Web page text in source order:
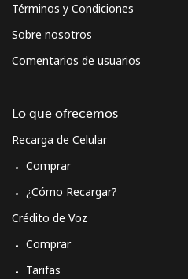
Términos y Condiciones
Sobre nosotros
Comentarios de usuarios
Lo que ofrecemos
Recarga de Celular
Comprar
¿Cómo Recargar?
Crédito de Voz
Comprar
Tarifas